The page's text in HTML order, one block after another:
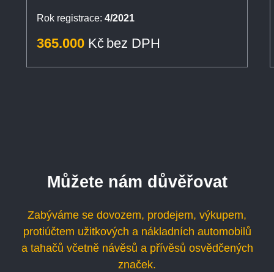
Rok registrace: 4/2021
365.000 Kč bez DPH
Můžete nám důvěřovat
Zabýváme se dovozem, prodejem, výkupem,
protiúčtem užitkových a nákladních automobilů
a tahačů včetně návěsů a přívěsů osvědčených
značek.